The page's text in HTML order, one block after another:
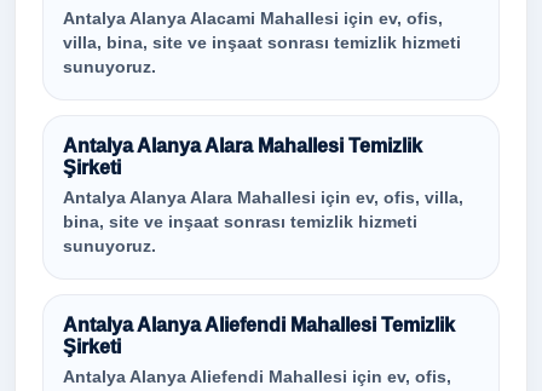
Antalya Alanya Alacami Mahallesi için ev, ofis,
villa, bina, site ve inşaat sonrası temizlik hizmeti
sunuyoruz.
Antalya Alanya Alara Mahallesi Temizlik
Şirketi
Antalya Alanya Alara Mahallesi için ev, ofis, villa,
bina, site ve inşaat sonrası temizlik hizmeti
sunuyoruz.
Antalya Alanya Aliefendi Mahallesi Temizlik
Şirketi
Antalya Alanya Aliefendi Mahallesi için ev, ofis,